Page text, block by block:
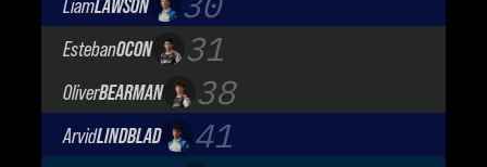
LiamLAWSON
Visa Cash App Racing Bulls
EstebanOCON 31
TGR Haas F1 Team
OliverBEARMAN 38
TGR Haas F1 Team
ArvidLINDBLAD 41